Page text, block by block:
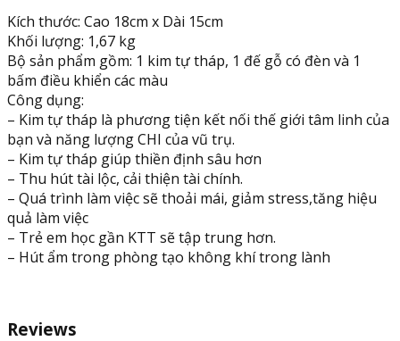
thiền
định
sâu,
giảm
stress
quantity
Kích thước: Cao 18cm x Dài 15cm
Khối lượng: 1,67 kg
Bộ sản phẩm gồm: 1 kim tự tháp, 1 đế gỗ có đèn và 1
bấm điều khiển các màu
Công dụng:
– Kim tự tháp là phương tiện kết nối thế giới tâm linh của
bạn và năng lượng CHI của vũ trụ.
– Kim tự tháp giúp thiền định sâu hơn
– Thu hút tài lộc, cải thiện tài chính.
– Quá trình làm việc sẽ thoải mái, giảm stress,tăng hiệu
quả làm việc
– Trẻ em học gần KTT sẽ tập trung hơn.
– Hút ẩm trong phòng tạo không khí trong lành
Reviews